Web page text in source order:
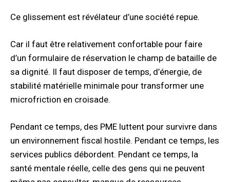
Ce glissement est révélateur d’une société repue.
Car il faut être relativement confortable pour faire
d’un formulaire de réservation le champ de bataille de
sa dignité. Il faut disposer de temps, d’énergie, de
stabilité matérielle minimale pour transformer une
microfriction en croisade.
Pendant ce temps, des PME luttent pour survivre dans
un environnement fiscal hostile. Pendant ce temps, les
services publics débordent. Pendant ce temps, la
santé mentale réelle, celle des gens qui ne peuvent